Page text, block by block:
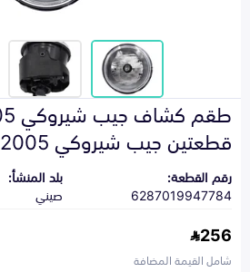
قطعتين جيب شيروكي 2005-2011
رقم القطعة:
6287019947784
بلد المنشأ:
صيني
256
شامل القيمة المضافة